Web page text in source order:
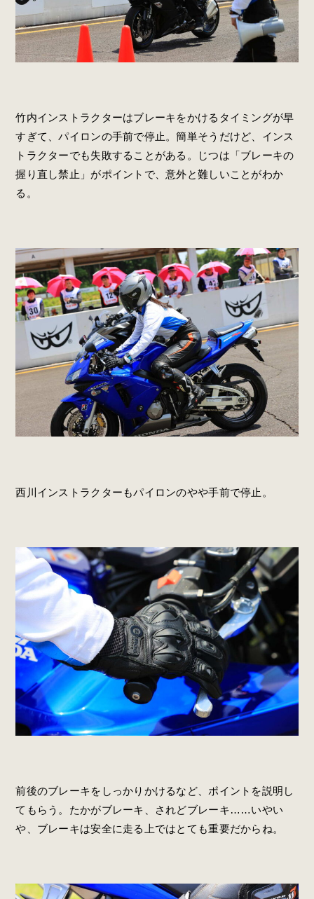
竹内インストラクターはブレーキをかけるタイミングが早
すぎて、パイロンの手前で停止。簡単そうだけど、インス
トラクターでも失敗することがある。じつは「ブレーキの
握り直し禁止」がポイントで、意外と難しいことがわか
る。
西川インストラクターもパイロンのやや手前で停止。
前後のブレーキをしっかりかけるなど、ポイントを説明し
てもらう。たかがブレーキ、されどブレーキ……いやい
や、ブレーキは安全に走る上ではとても重要だからね。